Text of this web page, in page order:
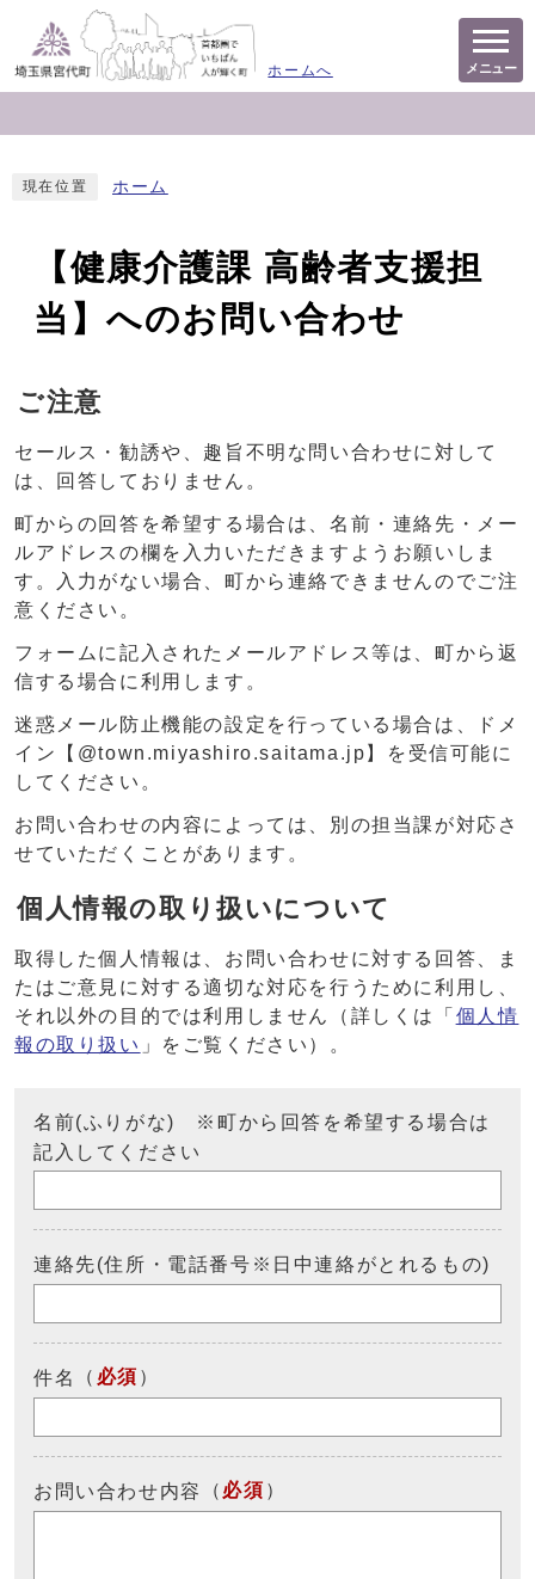
ホームへ メニュー
現在位置 ホーム
【健康介護課 高齢者支援担
当】へのお問い合わせ
ご注意
セールス・勧誘や、趣旨不明な問い合わせに対して
は、回答しておりません。
町からの回答を希望する場合は、名前・連絡先・メー
ルアドレスの欄を入力いただきますようお願いしま
す。入力がない場合、町から連絡できませんのでご注
意ください。
フォームに記入されたメールアドレス等は、町から返
信する場合に利用します。
迷惑メール防止機能の設定を行っている場合は、ドメ
イン【@town.miyashiro.saitama.jp】を受信可能に
してください。
お問い合わせの内容によっては、別の担当課が対応さ
せていただくことがあります。
個人情報の取り扱いについて
取得した個人情報は、お問い合わせに対する回答、ま
たはご意見に対する適切な対応を行うために利用し、
それ以外の目的では利用しません（詳しくは「 個人情
報の取り扱い 」をご覧ください）。
名前(ふりがな) ※町から回答を希望する場合は
記入してください
連絡先(住所・電話番号※日中連絡がとれるもの)
件名 （ 必須 ）
お問い合わせ内容 （ 必須 ）